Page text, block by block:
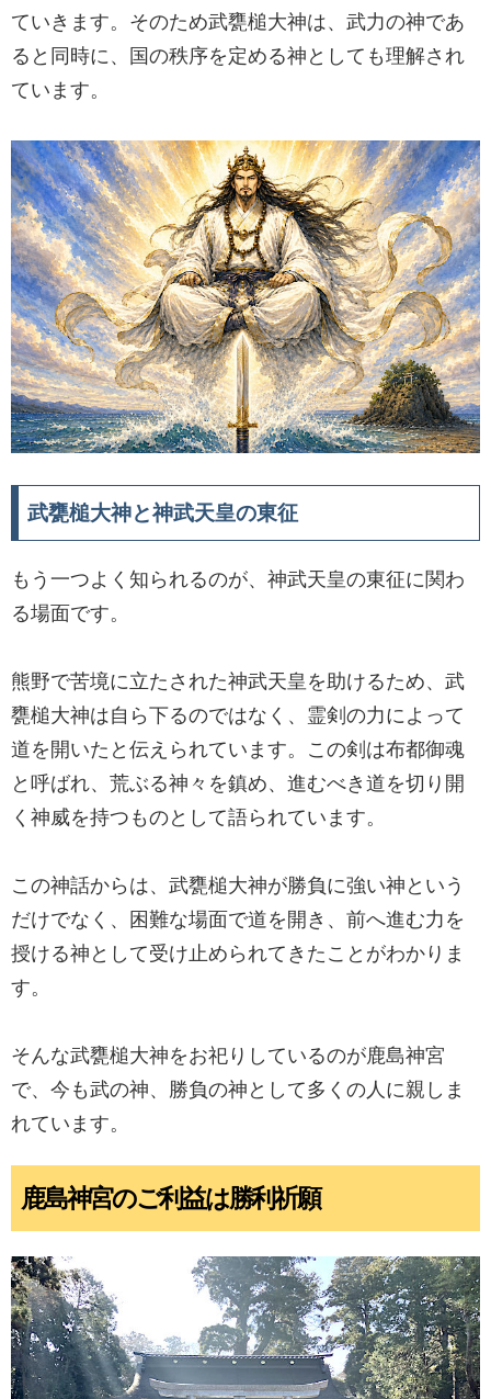
ていきます。そのため武甕槌大神は、武力の神であ
ると同時に、国の秩序を定める神としても理解され
ています。
武甕槌大神と神武天皇の東征
もう一つよく知られるのが、神武天皇の東征に関わ
る場面です。
熊野で苦境に立たされた神武天皇を助けるため、武
甕槌大神は自ら下るのではなく、霊剣の力によって
道を開いたと伝えられています。この剣は布都御魂
と呼ばれ、荒ぶる神々を鎮め、進むべき道を切り開
く神威を持つものとして語られています。
この神話からは、武甕槌大神が勝負に強い神という
だけでなく、困難な場面で道を開き、前へ進む力を
授ける神として受け止められてきたことがわかりま
す。
そんな武甕槌大神をお祀りしているのが鹿島神宮
で、今も武の神、勝負の神として多くの人に親しま
れています。
鹿島神宮のご利益は勝利祈願